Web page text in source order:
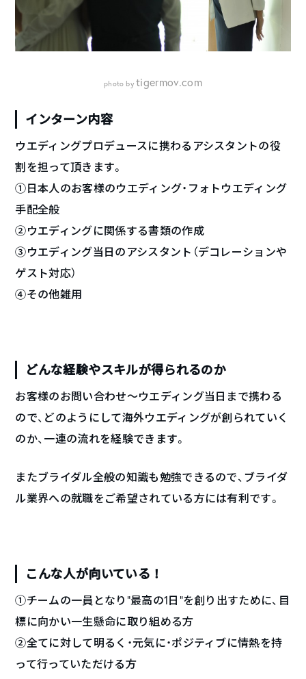
photo bytigermov.com
インターン内容
ウエディングプロデュースに携わるアシスタントの役
割を担って頂きます。
①日本人のお客様のウエディング・フォトウエディング
手配全般
②ウエディングに関係する書類の作成
③ウエディング当日のアシスタント（デコレーションや
ゲスト対応）
④その他雑用
どんな経験やスキルが得られるのか
お客様のお問い合わせ～ウエディング当日まで携わる
ので、どのようにして海外ウエディングが創られていく
のか、一連の流れを経験できます。
またブライダル全般の知識も勉強できるので、ブライダ
ル業界への就職をご希望されている方には有利です。
こんな人が向いている！
①チームの一員となり”最高の1日”を創り出すために、目
標に向かい一生懸命に取り組める方
②全てに対して明るく・元気に・ポジティブに情熱を持
って行っていただける方